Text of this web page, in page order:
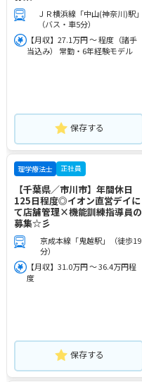
ＪＲ横浜線「中山(神奈川)駅」
（バス・車5分）
【月収】27.1万円 ～ 程度（諸手
当込み） 常勤・6年経験モデル
保存する
理学療法士 正社員
【千葉県／市川市】年間休日
125日程度◎イオン直営デイに
て店舗管理×機能訓練指導員の
募集☆彡
京成本線「鬼越駅」（徒歩19
分）
【月収】31.0万円 ～ 36.4万円程
度
保存する